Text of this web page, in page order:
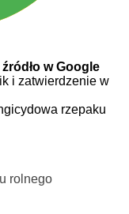
w Google
i zatwierdzenie w
rzepaku
rolnego